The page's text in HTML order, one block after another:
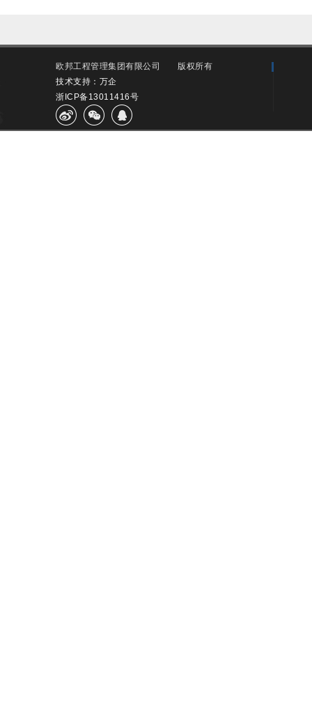
欧邦工程管理集团有限公司
版权所有
技术支持：万企
浙ICP备13011416号